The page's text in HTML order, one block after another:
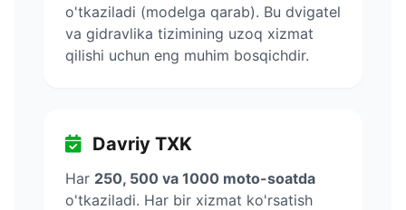
o'tkaziladi (modelga qarab). Bu dvigatel
va gidravlika tizimining uzoq xizmat
qilishi uchun eng muhim bosqichdir.
Davriy TXK
Har 250, 500 va 1000 moto-soatda
o'tkaziladi. Har bir xizmat ko'rsatish